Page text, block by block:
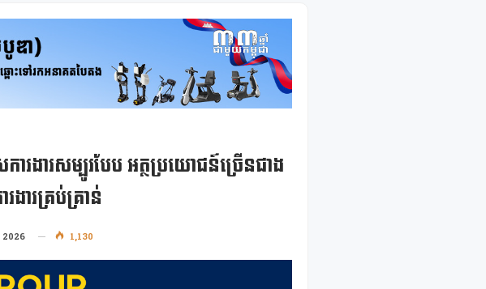
ារងារសម្បូរបែប អត្ថប្រយោជន៍ច្រើនជាង
ងារគ្រប់គ្រាន់
2026 1,130